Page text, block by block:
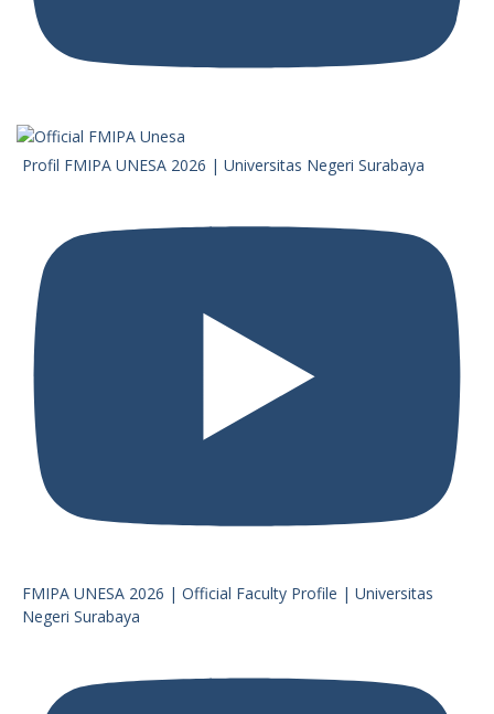
Profil FMIPA UNESA 2026 | Universitas Negeri Surabaya
FMIPA UNESA 2026 | Official Faculty Profile | Universitas
Negeri Surabaya